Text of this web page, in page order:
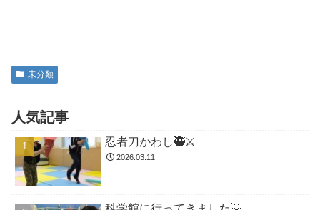
未分類
人気記事
忍者刀かわし🥷⚔️
2026.03.11